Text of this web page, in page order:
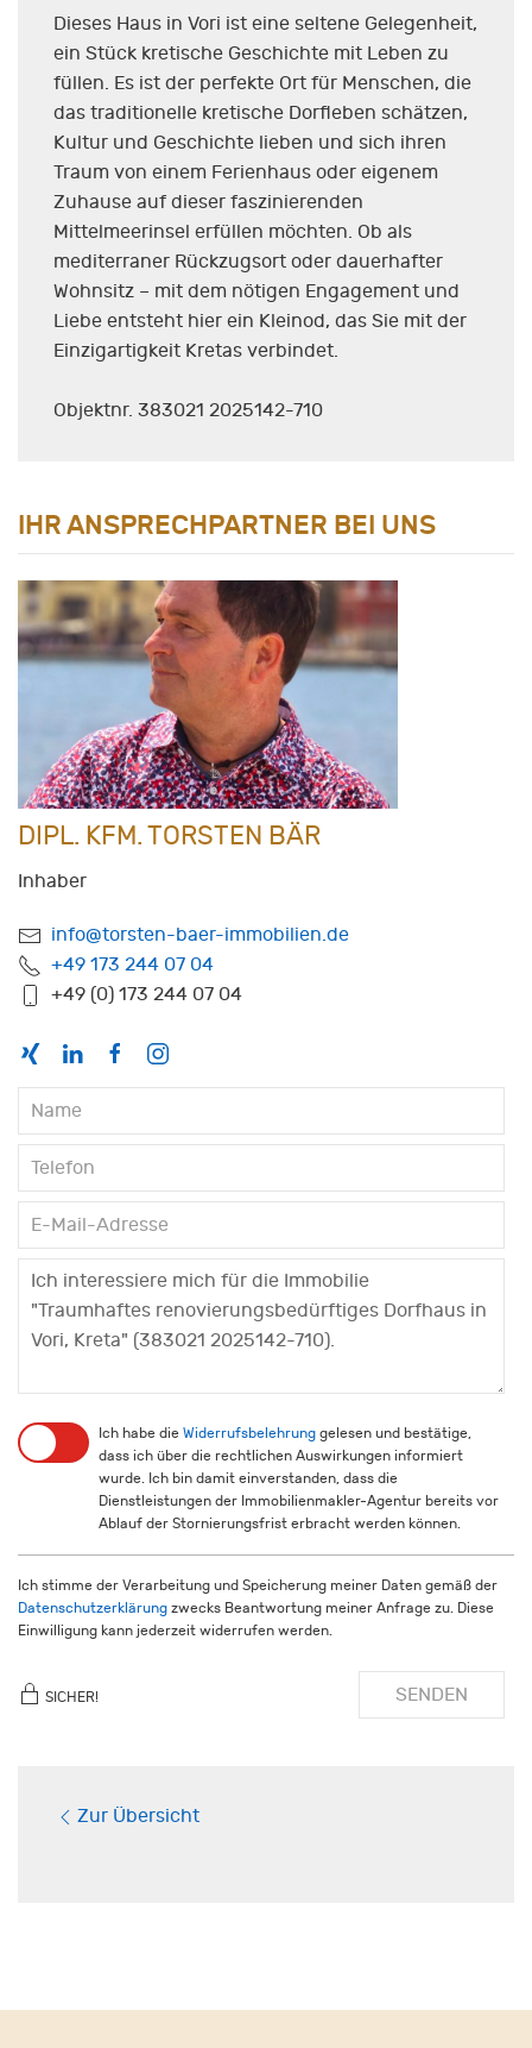
Dieses Haus in Vori ist eine seltene Gelegenheit,
ein Stück kretische Geschichte mit Leben zu
füllen. Es ist der perfekte Ort für Menschen, die
das traditionelle kretische Dorfleben schätzen,
Kultur und Geschichte lieben und sich ihren
Traum von einem Ferienhaus oder eigenem
Zuhause auf dieser faszinierenden
Mittelmeerinsel erfüllen möchten. Ob als
mediterraner Rückzugsort oder dauerhafter
Wohnsitz – mit dem nötigen Engagement und
Liebe entsteht hier ein Kleinod, das Sie mit der
Einzigartigkeit Kretas verbindet.
Objektnr. 383021 2025142-710
IHR ANSPRECHPARTNER BEI UNS
DIPL. KFM. TORSTEN BÄR
Inhaber
info@torsten-baer-immobilien.de
+49 173 244 07 04
+49 (0) 173 244 07 04
Ich habe die Widerrufsbelehrung gelesen und bestätige,
dass ich über die rechtlichen Auswirkungen informiert
wurde. Ich bin damit einverstanden, dass die
Dienstleistungen der Immobilienmakler-Agentur bereits vor
Ablauf der Stornierungsfrist erbracht werden können.
Ich stimme der Verarbeitung und Speicherung meiner Daten gemäß der
Datenschutzerklärung zwecks Beantwortung meiner Anfrage zu. Diese
Einwilligung kann jederzeit widerrufen werden.
SICHER! SENDEN
Zur Übersicht